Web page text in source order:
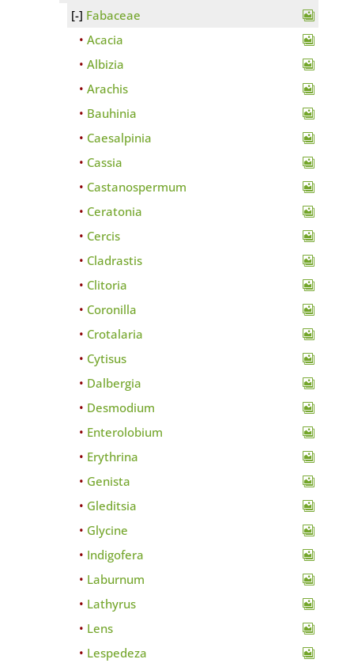
Fabaceae
Acacia
Albizia
Arachis
Bauhinia
Caesalpinia
Cassia
Castanospermum
Ceratonia
Cercis
Cladrastis
Clitoria
Coronilla
Crotalaria
Cytisus
Dalbergia
Desmodium
Enterolobium
Erythrina
Genista
Gleditsia
Glycine
Indigofera
Laburnum
Lathyrus
Lens
Lespedeza